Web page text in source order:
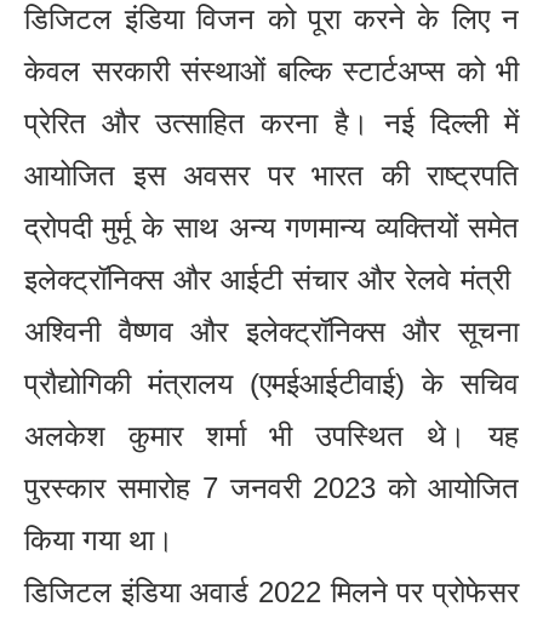
डिजिटल इंडिया विजन को पूरा करने के लिए न
केवल सरकारी संस्थाओं बल्कि स्टार्टअप्स को भी
प्रेरित और उत्साहित करना है। नई दिल्ली में
आयोजित इस अवसर पर भारत की राष्ट्रपति
द्रोपदी मुर्मू के साथ अन्य गणमान्य व्यक्तियों समेत
इलेक्ट्रॉनिक्स और आईटी संचार और रेलवे मंत्री
अश्विनी वैष्णव और इलेक्ट्रॉनिक्स और सूचना
प्रौद्योगिकी मंत्रालय (एमईआईटीवाई) के सचिव
अलकेश कुमार शर्मा भी उपस्थित थे। यह
पुरस्कार समारोह 7 जनवरी 2023 को आयोजित
किया गया था।
डिजिटल इंडिया अवार्ड 2022 मिलने पर प्रोफेसर